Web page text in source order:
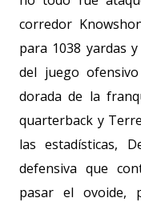
corredor
para 1038 yardas
del juego
dorada de la
quarterback y
las estadísticas,
defensiva que
pasar el ovoide,